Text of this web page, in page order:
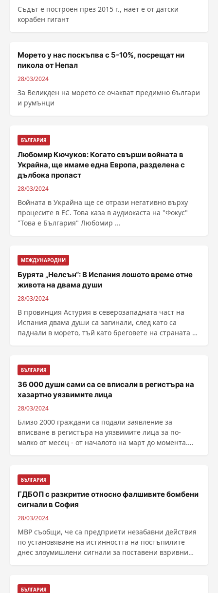
Съдът е построен през 2015 г., нает е от датски
корабен гигант
Морето у нас поскъпва с 5-10%, посрещат ни
пикола от Непал
28/03/2024
За Великден на морето се очакват предимно българи
и румънци
БЪЛГАРИЯ
Любомир Кючуков: Когато свърши войната в
Украйна, ще имаме една Европа, разделена с
дълбока пропаст
28/03/2024
Войната в Украйна ще се отрази негативно върху
процесите в ЕС. Това каза в аудиокаста на "Фокус"
"Това е България" Любомир ...
МЕЖДУНАРОДНИ
Бурята „Нелсън“: В Испания лошото време отне
живота на двама души
28/03/2024
В провинция Астурия в северозападната част на
Испания двама души са загинали, след като са
паднали в морето, тъй като бреговете на страната са
БЪЛГАРИЯ
36 000 души сами са се вписали в регистъра на
хазартно уязвимите лица
28/03/2024
Близо 2000 граждани са подали заявление за
вписване в регистъра на уязвимите лица за по-
малко от месец - от началото на март до момента.
БЪЛГАРИЯ
ГДБОП с разкритие относно фалшивите бомбени
сигнали в София
28/03/2024
МВР съобщи, че са предприети незабавни действия
по установяване на истинността на постъпилите
днес злоумишлени сигнали за поставени взривни
БЪЛГАРИЯ